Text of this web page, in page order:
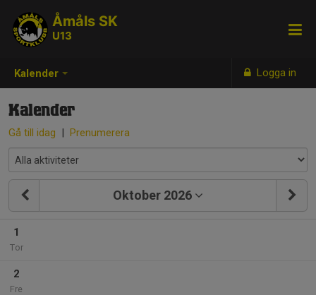
Kalender Logga in
Åmåls SK
U13
Kalender
Gå till idag | Prenumerera
Oktober 2026
1
Tor
2
Fre